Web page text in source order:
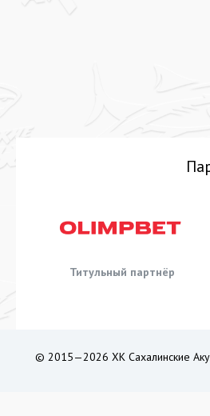
Титульный партнёр
© 2015—2026 ХК Сахалинские